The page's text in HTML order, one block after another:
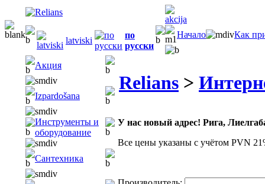
latviski
по
русски
Начало Как
Акция
Izpardošana
Инструменты и
оборудование
Сантехника
Relians >
У нас новый адрес! Рига,
Все цены указаны с учётом PVN